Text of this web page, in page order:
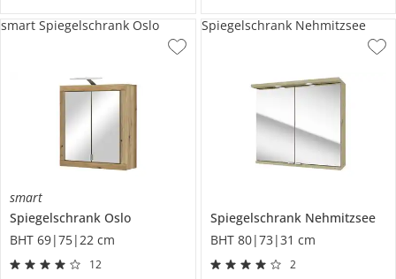
smart
Spiegelschrank Oslo
BHT 69|75|22 cm
12
smart Spiegelschrank Oslo
Spiegelschrank Nehmitzsee
BHT 80|73|31 cm
2
Spiegelschrank Nehmitzsee